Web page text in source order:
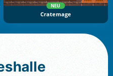
NEU
Cratemage